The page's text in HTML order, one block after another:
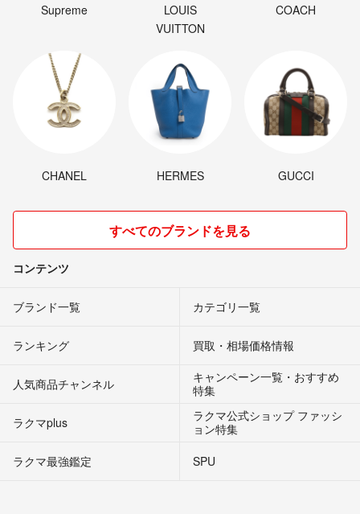
Supreme
LOUIS
VUITTON
COACH
CHANEL HERMES GUCCI
すべてのブランドを見る
コンテンツ
ブランド一覧 カテゴリ一覧
ランキング 買取・相場価格情報
人気商品チャンネル
キャンペーン一覧・おすすめ
特集
ラクマplus
ラクマ公式ショップ ファッシ
ョン特集
ラクマ最強鑑定
SPU